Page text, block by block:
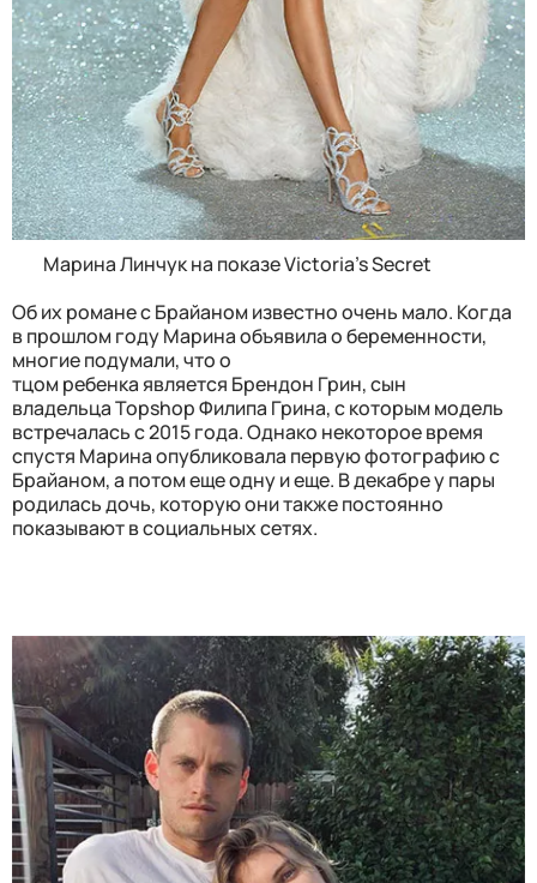
Марина Линчук на показе Victoria's Secret
Об их романе с Брайаном известно очень мало. Когда
в прошлом году Марина объявила о беременности,
многие подумали, что о
тцом ребенка является Брендон Грин, сын
владельца Topshop Филипа Грина, с которым модель
встречалась с 2015 года. Однако некоторое время
спустя Марина опубликовала первую фотографию с
Брайаном, а потом еще одну и еще. В декабре у пары
родилась дочь, которую они также постоянно
показывают в социальных сетях.